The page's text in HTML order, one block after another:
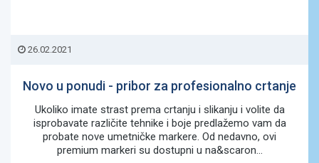
26.02.2021
Novo u ponudi - pribor za profesionalno crtanje
Ukoliko imate strast prema crtanju i slikanju i volite da
isprobavate različite tehnike i boje predlažemo vam da
probate nove umetničke markere. Od nedavno, ovi
premium markeri su dostupni u na&scaron...